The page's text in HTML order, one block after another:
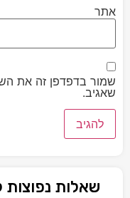
אתר
שמור בדפדפן זה את
שאגיב.
שאלות